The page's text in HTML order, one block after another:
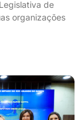
de
organizações